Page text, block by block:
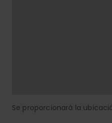
Se proporcionará la